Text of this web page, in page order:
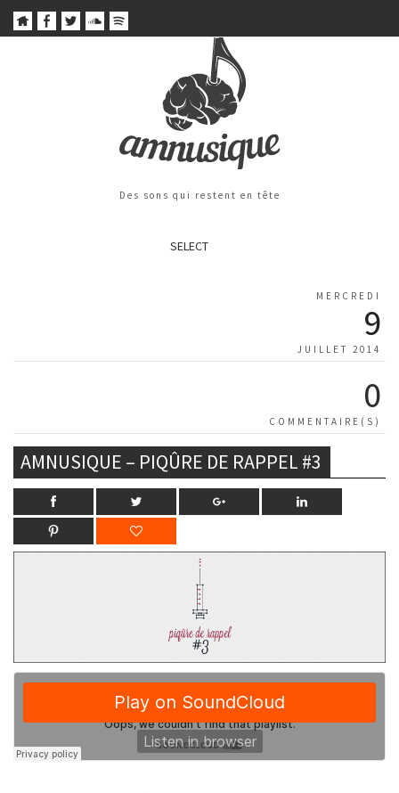
Des sons qui restent en tête
SELECT
MERCREDI
9
JUILLET 2014
0
COMMENTAIRE(S)
AMNUSIQUE – PIQÛRE DE RAPPEL #3